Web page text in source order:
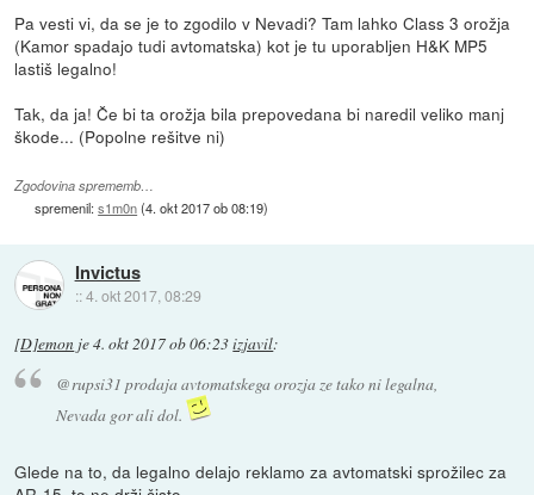
Pa vesti vi, da se je to zgodilo v Nevadi? Tam lahko Class 3 orožja
(Kamor spadajo tudi avtomatska) kot je tu uporabljen H&K MP5
lastiš legalno!
Tak, da ja! Če bi ta orožja bila prepovedana bi naredil veliko manj
škode... (Popolne rešitve ni)
Zgodovina sprememb…
spremenil:s1m0n(4. okt 2017 ob 08:19)
Invictus
::4. okt 2017, 08:29
[D]emon je4. okt 2017 ob 06:23izjavil:
@rupsi31 prodaja avtomatskega orozja ze tako ni legalna,
Nevada gor ali dol.
Glede na to, da legalno delajo reklamo za avtomatski sprožilec za